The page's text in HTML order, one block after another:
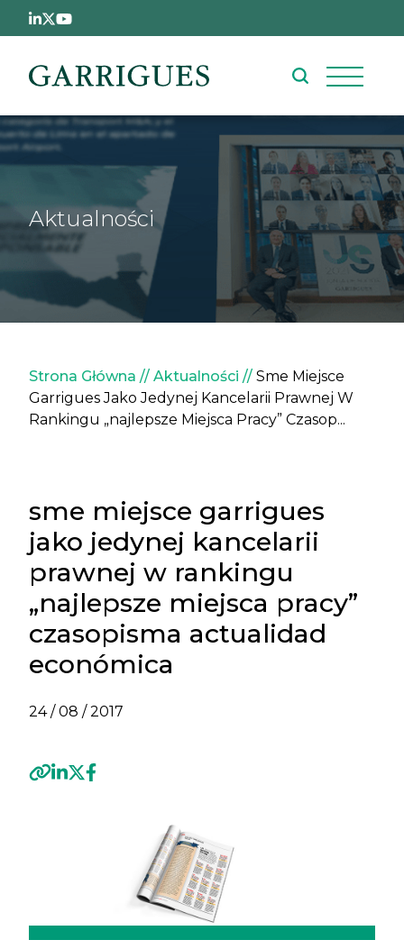
Przejdź do treści
Aktualności
Ścieżka nawigacyjna
Strona Główna Aktualności
Sme Miejsce
Garrigues Jako Jedynej Kancelarii Prawnej W
Rankingu „najlepsze Miejsca Pracy” Czasop...
sme miejsce garrigues
jako jedynej kancelarii
prawnej w rankingu
„najlepsze miejsca pracy”
czasopisma actualidad
económica
24 / 08 / 2017